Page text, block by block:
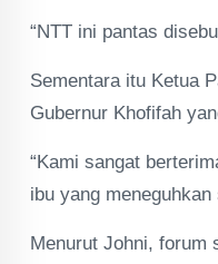
“NTT ini pantas
Sementara itu Ketua
Gubernur Khofifah
“Kami sangat
ibu yang
Menurut Johni, forum